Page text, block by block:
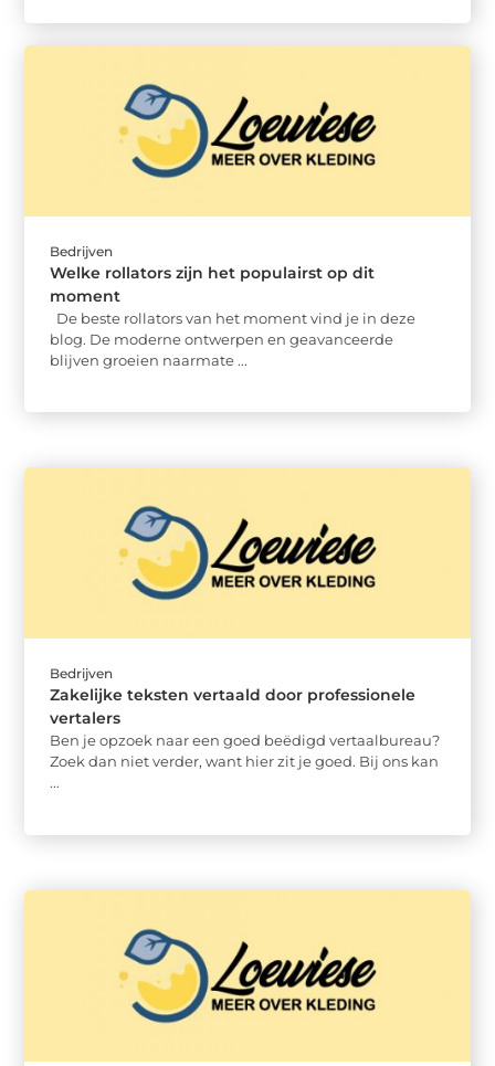
Bedrijven
Welke rollators zijn het populairst op dit
moment
De beste rollators van het moment vind je in deze
blog. De moderne ontwerpen en geavanceerde
blijven groeien naarmate ...
Bedrijven
Zakelijke teksten vertaald door professionele
vertalers
Ben je opzoek naar een goed beëdigd vertaalbureau?
Zoek dan niet verder, want hier zit je goed. Bij ons kan
...